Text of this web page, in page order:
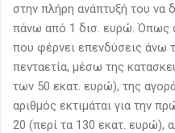
στην πλήρη ανάπτυξή του να
πάνω από 1 δισ. ευρώ. Όπως
που φέρνει επενδύσεις άνω
πενταετία, μέσω της
των 50 εκατ. ευρώ), της
αριθμός εκτιμάται για την
20 (περί τα 130 εκατ. ευρώ),